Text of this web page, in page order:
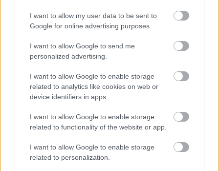
I want to allow my user data to be sent to
Google for online advertising purposes.
I want to allow Google to send me
personalized advertising.
I want to allow Google to enable storage
related to analytics like cookies on web or
device identifiers in apps.
I want to allow Google to enable storage
related to functionality of the website or app.
I want to allow Google to enable storage
related to personalization.
1 napja